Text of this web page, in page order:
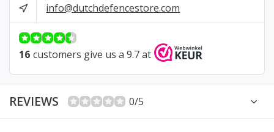
info@dutchdefencestore.com
16 customers give us a 9.7 at
REVIEWS 0/5